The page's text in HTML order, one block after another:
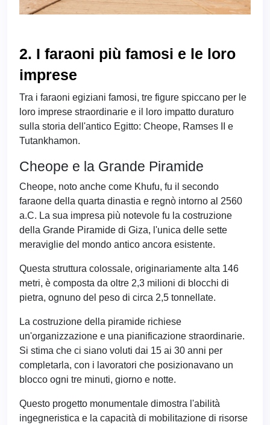
2. I faraoni più famosi e le loro
imprese
Tra i faraoni egiziani famosi, tre figure spiccano per le
loro imprese straordinarie e il loro impatto duraturo
sulla storia dell'antico Egitto: Cheope, Ramses II e
Tutankhamon.
Cheope e la Grande Piramide
Cheope, noto anche come Khufu, fu il secondo
faraone della quarta dinastia e regnò intorno al 2560
a.C. La sua impresa più notevole fu la costruzione
della Grande Piramide di Giza, l'unica delle sette
meraviglie del mondo antico ancora esistente.
Questa struttura colossale, originariamente alta 146
metri, è composta da oltre 2,3 milioni di blocchi di
pietra, ognuno del peso di circa 2,5 tonnellate.
La costruzione della piramide richiese
un'organizzazione e una pianificazione straordinarie.
Si stima che ci siano voluti dai 15 ai 30 anni per
completarla, con i lavoratori che posizionavano un
blocco ogni tre minuti, giorno e notte.
Questo progetto monumentale dimostra l'abilità
ingegneristica e la capacità di mobilitazione di risorse